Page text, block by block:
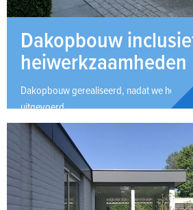
Dakopbouw
heiwerkzaamheden
Dakopbouw gerealiseerd, nadat we
uitgevoerd.